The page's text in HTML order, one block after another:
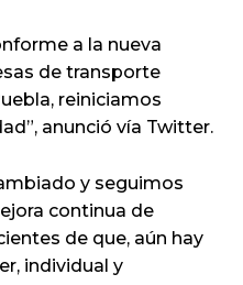
a la nueva
de transporte
reiniciamos
anunció vía Twitter.
y seguimos
continua de
de que, aún hay
individual y